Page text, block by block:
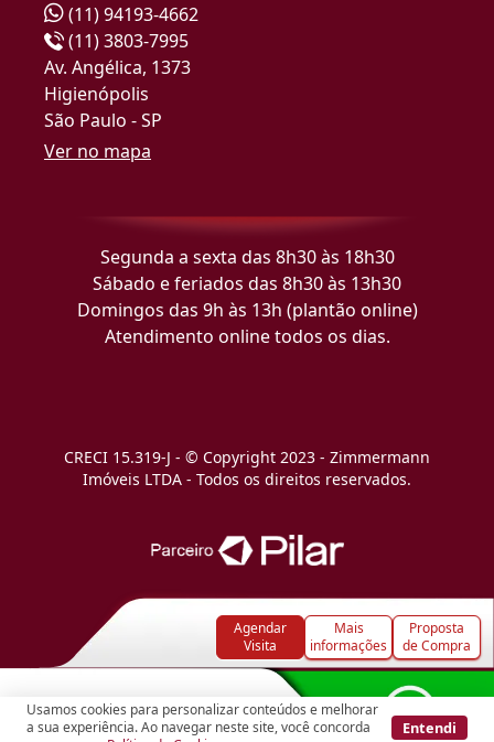
Usamos cookies para personalizar conteúdos e melhorar
a sua experiência. Ao navegar neste site, você concorda
Entendi
Agendar
Visita
Mais
informações
Proposta
de Compra
(11) 94193-4662
(11) 3803-7995
Av. Angélica, 1373
Higienópolis
São Paulo - SP
Ver no mapa
Segunda a sexta das 8h30 às 18h30
Sábado e feriados das 8h30 às 13h30
Domingos das 9h às 13h (plantão online)
Atendimento online todos os dias.
CRECI 15.319-J - © Copyright 2023 - Zimmermann
Imóveis LTDA - Todos os direitos reservados.